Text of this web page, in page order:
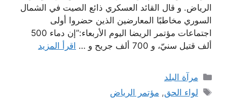
الرياض. و قال القائد العسكري ذائع الصيت في الشمال
السوري مخاطبًا المعارضين الذين حضروا أولى
اجتماعات مؤتمر الريضا اليوم الأربعاء:”إن دماء 500
ألف قتيل سنيّ، و 700 ألف جريح و …
اقرأ المزيد
التصنيفات
مرآة البلد
الوسوم
لواء الحق, مؤتمر الرياض